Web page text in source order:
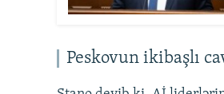
Peskovun ikibaşlı